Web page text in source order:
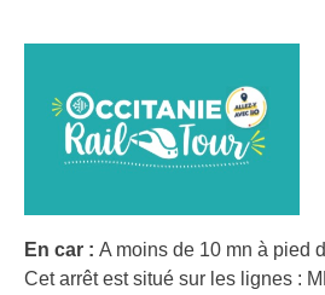
En car : A moins de 10 mn à pied
Cet arrêt est situé sur les lignes :